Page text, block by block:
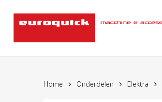
content
Home Onderdelen Elektra